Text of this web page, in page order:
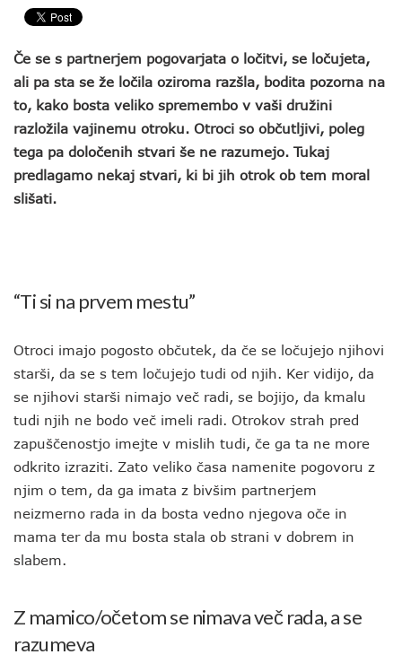
Če se s partnerjem pogovarjata o ločitvi, se ločujeta,
ali pa sta se že ločila oziroma razšla, bodita pozorna na
to, kako bosta veliko spremembo v vaši družini
razložila vajinemu otroku. Otroci so občutljivi, poleg
tega pa določenih stvari še ne razumejo. Tukaj
predlagamo nekaj stvari, ki bi jih otrok ob tem moral
slišati.
“Ti si na prvem mestu”
Otroci imajo pogosto občutek, da če se ločujejo njihovi
starši, da se s tem ločujejo tudi od njih. Ker vidijo, da
se njihovi starši nimajo več radi, se bojijo, da kmalu
tudi njih ne bodo več imeli radi. Otrokov strah pred
zapuščenostjo imejte v mislih tudi, če ga ta ne more
odkrito izraziti. Zato veliko časa namenite pogovoru z
njim o tem, da ga imata z bivšim partnerjem
neizmerno rada in da bosta vedno njegova oče in
mama ter da mu bosta stala ob strani v dobrem in
slabem.
Z mamico/očetom se nimava več rada, a se
razumeva